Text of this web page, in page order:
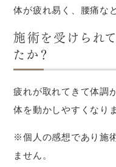
体が疲れ易く、腰痛な
施術を受けられ
たか？
疲れが取れてきて体調
体を動かしやすくなり
※個人の感想であり施
ません。